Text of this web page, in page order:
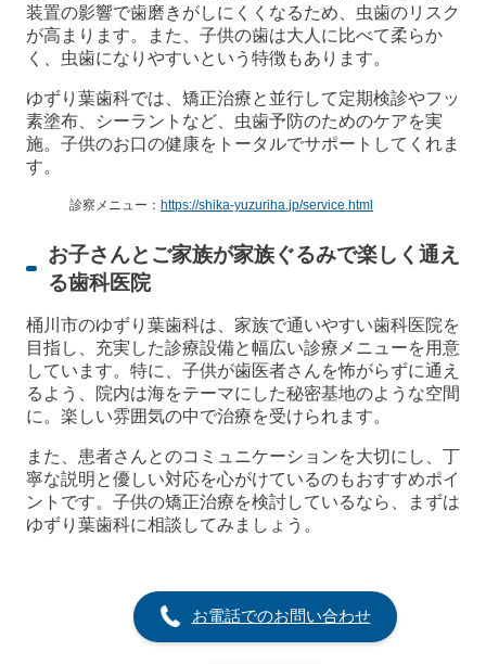
装置の影響で歯磨きがしにくくなるため、虫歯のリスク
が高まります。また、子供の歯は大人に比べて柔らか
く、虫歯になりやすいという特徴もあります。
ゆずり葉歯科では、矯正治療と並行して定期検診やフッ
素塗布、シーラントなど、虫歯予防のためのケアを実
施。子供のお口の健康をトータルでサポートしてくれま
す。
診察メニュー： https://shika-yuzuriha.jp/service.html
お子さんとご家族が家族ぐるみで楽しく通え
る歯科医院
桶川市のゆずり葉歯科は、家族で通いやすい歯科医院を
目指し、充実した診療設備と幅広い診療メニューを用意
しています。特に、子供が歯医者さんを怖がらずに通え
るよう、院内は海をテーマにした秘密基地のような空間
に。楽しい雰囲気の中で治療を受けられます。
また、患者さんとのコミュニケーションを大切にし、丁
寧な説明と優しい対応を心がけているのもおすすめポイ
ントです。子供の矯正治療を検討しているなら、まずは
ゆずり葉歯科に相談してみましょう。
お電話でのお問い合わせ